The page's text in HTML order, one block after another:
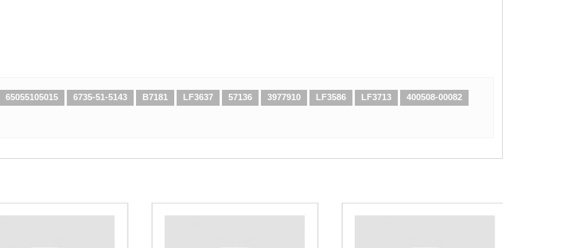
65055105015 6735-51-5143 B7181 LF3637 57136 3977910 LF3586 LF3713
400508-00082